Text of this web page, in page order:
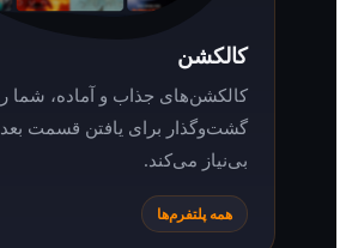
کالکشن‌های جذاب و آماده، شما را از
گشت‌وگذار برای یافتن قسمت بعدی هر محتوا
بی‌نیاز می‌کند.
همه پلتفرم‌ها